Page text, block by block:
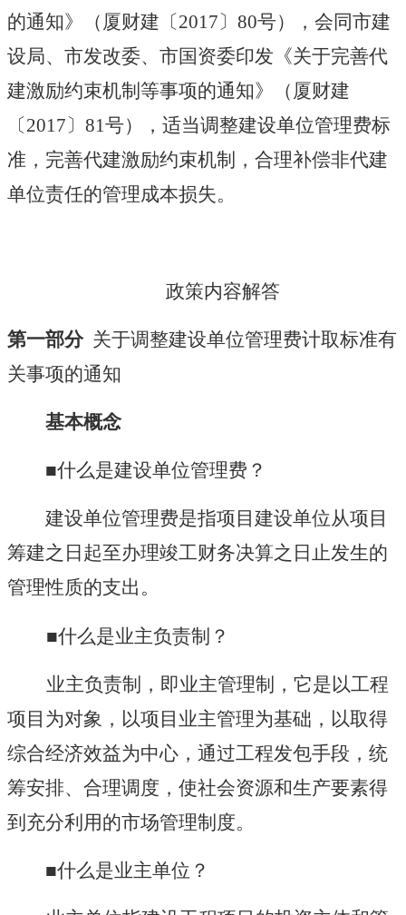
的通知》（厦财建〔2017〕 80号），会同市建
设局、市发改委、市国资委印发《关于完善代
建激励约束机制等事项的通知》（厦财建
〔2017〕 81号），适当调整建设单位管理费标
准，完善代建激励约束机制，合理补偿非代建
单位责任的管理成本损失。
政策内容解答
第一部分 关于调整建设单位管理费计取标准有
关事项的通知
基本概念
■什么是建设单位管理费？
建设单位管理费是指项目建设单位从项目
筹建之日起至办理竣工财务决算之日止发生的
管理性质的支出。
■什么是业主负责制？
业主负责制，即业主管理制，它是以工程
项目为对象，以项目业主管理为基础，以取得
综合经济效益为中心，通过工程发包手段，统
筹安排、合理调度，使社会资源和生产要素得
到充分利用的市场管理制度。
■什么是业主单位？